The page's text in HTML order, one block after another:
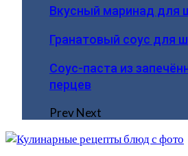
Вкусный маринад для
Гранатовый соус для
Соус-паста из
перцев
PrevNext